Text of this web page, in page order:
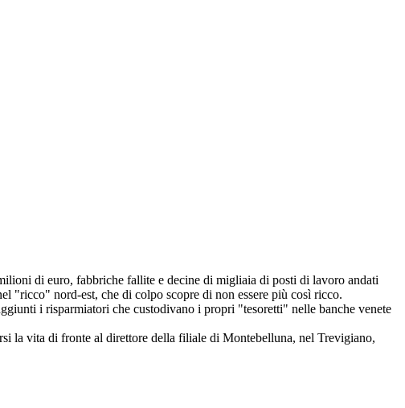
di euro, fabbriche fallite e decine di migliaia di posti di lavoro andati
"ricco" nord-est, che di colpo scopre di non essere più così ricco.
i risparmiatori che custodivano i propri "tesoretti" nelle banche venete
la vita di fronte al direttore della filiale di Montebelluna, nel Trevigiano,